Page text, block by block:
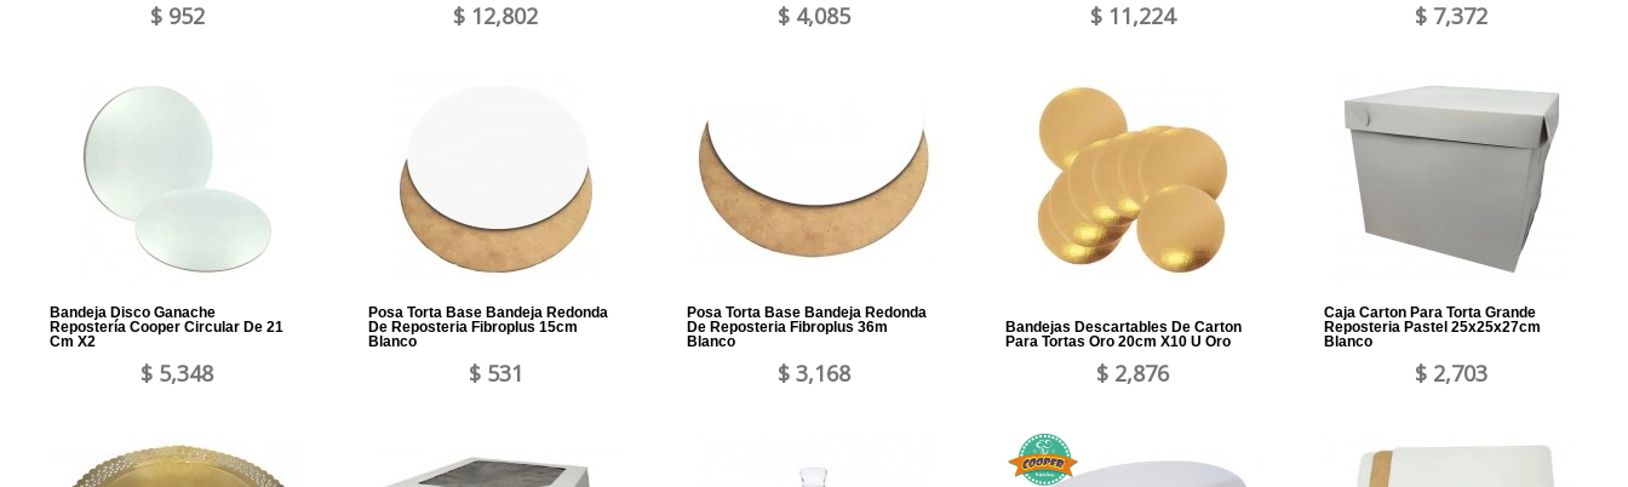
$ 952 $ 12,802 $ 4,085 $ 11,224 $ 7,372
Bandeja Disco Ganache
Repostería Cooper Circular De 21
Cm X2
$ 5,348
Posa Torta Base Bandeja Redonda
De Reposteria Fibroplus 15cm
Blanco
$ 531
Posa Torta Base Bandeja Redonda
De Reposteria Fibroplus 36m
Blanco
$ 3,168
Bandejas Descartables De Carton
Para Tortas Oro 20cm X10 U Oro
$ 2,876
Caja Carton Para Torta Grande
Reposteria Pastel 25x25x27cm
Blanco
$ 2,703